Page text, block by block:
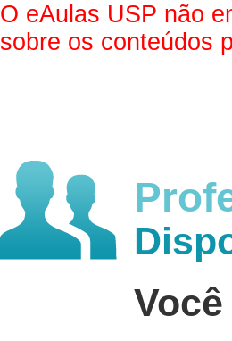
O eAulas USP não
sobre os conteúdos